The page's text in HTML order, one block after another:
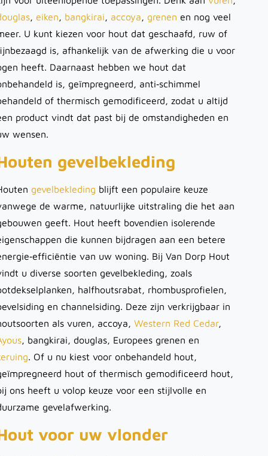
, eiken, bangkirai, accoya, grenen en nog veel
U kunt kiezen voor hout dat geschaafd, ruw of
is, afhankelijk van de afwerking die u voor
heeft. Daarnaast hebben we hout dat
is, geïmpregneerd, anti‑schimmel
of thermisch gemodificeerd, zodat u altijd
product vindt dat past bij de omstandigheden en
wensen.
gevelbekleding
gevelbekleding blijft een populaire keuze
de warme, natuurlijke uitstraling die het aan
geeft. Hout heeft bovendien isolerende
die kunnen bijdragen aan een betere
van uw woning. Bij Van Dorp Hout
u diverse soorten gevelbekleding, zoals
halfhoutsrabat, rhombusprofielen,
en channelsiding. Deze zijn verkrijgbaar in
als vuren, accoya, Western Red Cedar,
, bangkirai, douglas, Europees grenen en
. Of u nu kiest voor onbehandeld hout,
hout of thermisch gemodificeerd hout,
ons heeft u volop keuze voor een stijlvolle en
gevelafwerking.
voor uw vlonder